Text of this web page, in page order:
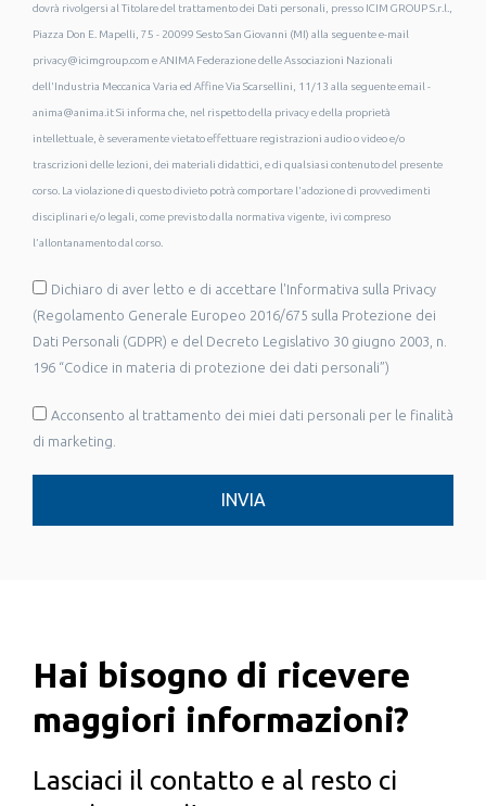
dovrà rivolgersi al Titolare del trattamento dei Dati personali, presso ICIM GROUP S.r.l.,
Piazza Don E. Mapelli, 75 - 20099 Sesto San Giovanni (MI) alla seguente e-mail
privacy@icimgroup.com e ANIMA Federazione delle Associazioni Nazionali
dell'Industria Meccanica Varia ed Affine Via Scarsellini, 11/13 alla seguente email -
anima@anima.it Si informa che, nel rispetto della privacy e della proprietà
intellettuale, è severamente vietato effettuare registrazioni audio o video e/o
trascrizioni delle lezioni, dei materiali didattici, e di qualsiasi contenuto del presente
corso. La violazione di questo divieto potrà comportare l'adozione di provvedimenti
disciplinari e/o legali, come previsto dalla normativa vigente, ivi compreso
l’allontanamento dal corso.
Dichiaro di aver letto e di accettare l'Informativa sulla Privacy
(Regolamento Generale Europeo 2016/675 sulla Protezione dei
Dati Personali (GDPR) e del Decreto Legislativo 30 giugno 2003, n.
196 “Codice in materia di protezione dei dati personali”)
Acconsento al trattamento dei miei dati personali per le finalità
di marketing.
INVIA
Hai bisogno di ricevere
maggiori informazioni?
Lasciaci il contatto e al resto ci